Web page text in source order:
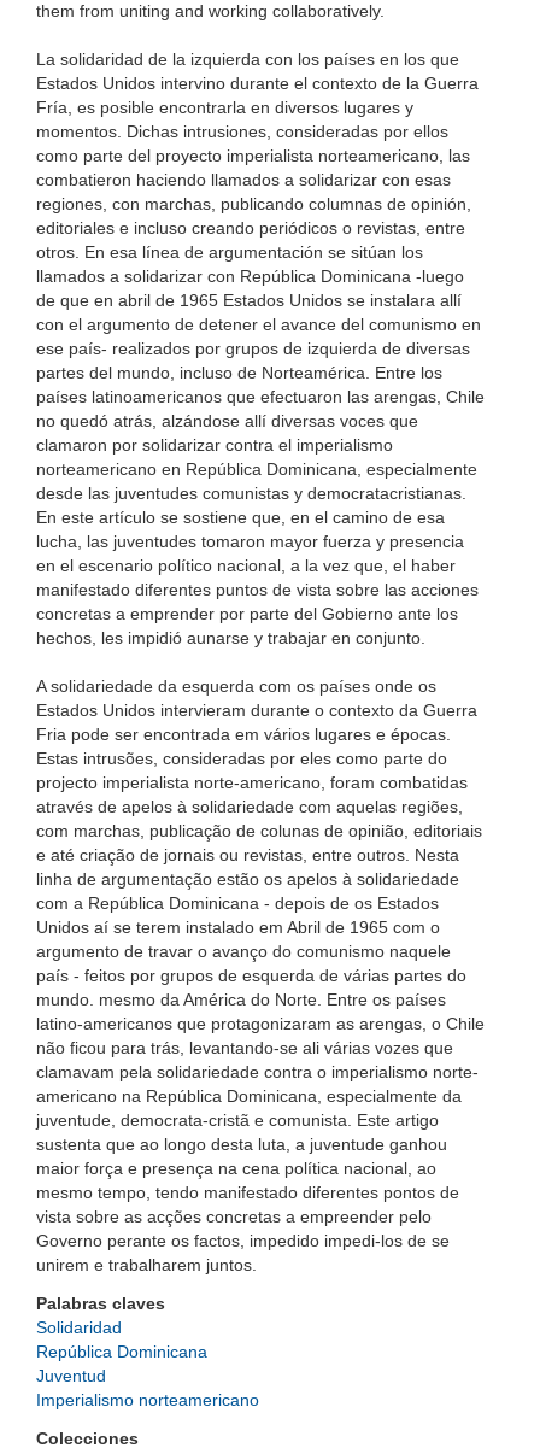
them from uniting and working collaboratively.
La solidaridad de la izquierda con los países en los que
Estados Unidos intervino durante el contexto de la Guerra
Fría, es posible encontrarla en diversos lugares y
momentos. Dichas intrusiones, consideradas por ellos
como parte del proyecto imperialista norteamericano, las
combatieron haciendo llamados a solidarizar con esas
regiones, con marchas, publicando columnas de opinión,
editoriales e incluso creando periódicos o revistas, entre
otros. En esa línea de argumentación se sitúan los
llamados a solidarizar con República Dominicana -luego
de que en abril de 1965 Estados Unidos se instalara allí
con el argumento de detener el avance del comunismo en
ese país- realizados por grupos de izquierda de diversas
partes del mundo, incluso de Norteamérica. Entre los
países latinoamericanos que efectuaron las arengas, Chile
no quedó atrás, alzándose allí diversas voces que
clamaron por solidarizar contra el imperialismo
norteamericano en República Dominicana, especialmente
desde las juventudes comunistas y democratacristianas.
En este artículo se sostiene que, en el camino de esa
lucha, las juventudes tomaron mayor fuerza y presencia
en el escenario político nacional, a la vez que, el haber
manifestado diferentes puntos de vista sobre las acciones
concretas a emprender por parte del Gobierno ante los
hechos, les impidió aunarse y trabajar en conjunto.
A solidariedade da esquerda com os países onde os
Estados Unidos intervieram durante o contexto da Guerra
Fria pode ser encontrada em vários lugares e épocas.
Estas intrusões, consideradas por eles como parte do
projecto imperialista norte-americano, foram combatidas
através de apelos à solidariedade com aquelas regiões,
com marchas, publicação de colunas de opinião, editoriais
e até criação de jornais ou revistas, entre outros. Nesta
linha de argumentação estão os apelos à solidariedade
com a República Dominicana - depois de os Estados
Unidos aí se terem instalado em Abril de 1965 com o
argumento de travar o avanço do comunismo naquele
país - feitos por grupos de esquerda de várias partes do
mundo. mesmo da América do Norte. Entre os países
latino-americanos que protagonizaram as arengas, o Chile
não ficou para trás, levantando-se ali várias vozes que
clamavam pela solidariedade contra o imperialismo norte-
americano na República Dominicana, especialmente da
juventude, democrata-cristã e comunista. Este artigo
sustenta que ao longo desta luta, a juventude ganhou
maior força e presença na cena política nacional, ao
mesmo tempo, tendo manifestado diferentes pontos de
vista sobre as acções concretas a empreender pelo
Governo perante os factos, impedido impedi-los de se
unirem e trabalharem juntos.
Palabras claves
Solidaridad
República Dominicana
Juventud
Imperialismo norteamericano
Colecciones